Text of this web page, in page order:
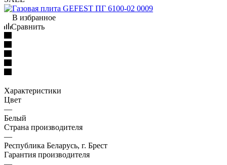
В избранное
Сравнить
Характеристики
Цвет
—
Белый
Страна производителя
—
Республика Беларусь, г. Брест
Гарантия производителя